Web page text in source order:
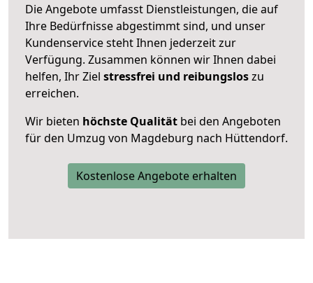
Die Angebote umfasst Dienstleistungen, die auf
Ihre Bedürfnisse abgestimmt sind, und unser
Kundenservice steht Ihnen jederzeit zur
Verfügung. Zusammen können wir Ihnen dabei
helfen, Ihr Ziel stressfrei und reibungsloszu
erreichen.
Wir bieten höchste Qualität bei den Angeboten
für den Umzug von Magdeburg nach Hüttendorf.
Kostenlose Angebote erhalten